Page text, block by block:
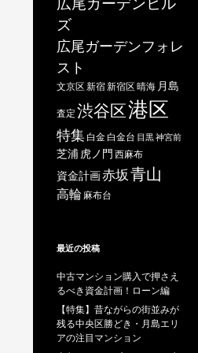
ズ
広尾ガーデンフォレ
スト
文京区新宿新宿区晴海 月島
査定 渋谷区港区
特集白金白金台 目黒神宮前
芝浦 虎ノ門 西麻布
資金計画赤坂青山
高輪 麻布台
最近の投稿
中古マンション購入で押さえ
るべき資金計画！ローン編
【特集】昔ながらの街並みが
残る中央区勝どき・月島エリ
アの注目マンション